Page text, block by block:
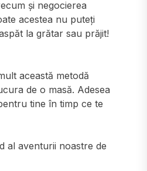
și negocierea
acestea nu puteți
la grătar sau prăjit!
această metodă
de o masă. Adesea
tine în timp ce te
al aventurii noastre de